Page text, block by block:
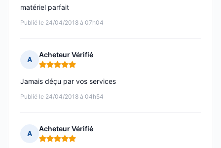
Publié le 24/04/2018 à 07h04
matériel parfait
A
Acheteur Vérifié
Note : 5 sur 5
Publié le 24/04/2018 à 04h54
Jamais déçu par vos services
A
Acheteur Vérifié
Note : 5 sur 5